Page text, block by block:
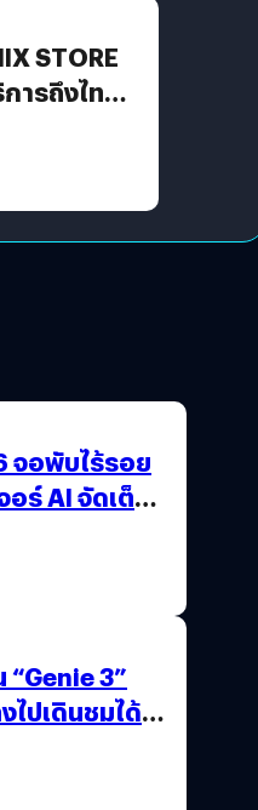
STORE
ารถึงไทย
จอพับไร้รอย
ร์ AI จัดเต็ม
“Genie 3”
ไปเดินชมได้